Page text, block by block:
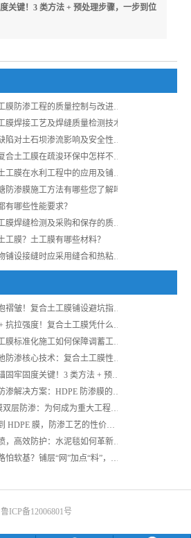
关键！3 类方法 + 预处理步骤，一步到位
复合土工膜防渗工程的质量控制与改进探析
膜焊接工艺及焊缝质量检测技术
土工膜缺陷对土石坝渗流影响及安全性评价
防渗型复合土工膜在疏浚环保中怎样不被风浪破坏？
复合型土工膜在水利工程中的应用及铺设注意事项
防渗膜施工方法有哪些您了解吗
有哪些性能要求？
渠道土工膜焊缝检测及采购和保存的质量控制要点
工膜？土工膜有哪些材料？
土工织物铺设接缝时应采用缝合和热粘接方式
告别气泡褶皱！复合土工膜铺设避坑指南，接触面积 100% 达成
20MPa + 抗拉强度！复合土工膜凭什么成为水利防渗 “扛鼎之作”？
复合土工膜标准化施工如何保障调蓄工程全周期安全？
调蓄水池防渗核心技术：复合土工膜性能解析与选型指南
防渗膜锚固牢固度关键！3 类方法 + 预处理步骤，一步到位少返工
多场景防渗解决方案：HDPE 防渗膜的应用与优势
HDPE膜双层防渗：为何成为重大工程的“标准答案”？
从粘土到 HDPE 膜，防渗工艺的性价比之王竟是它！
一铺一喷，高效防护：水泥毯如何革新农村公路养护？
农村公路怕软基？铺层“网”加点“料”，效果惊人！秘诀就在这里
鲁ICP备12006801号